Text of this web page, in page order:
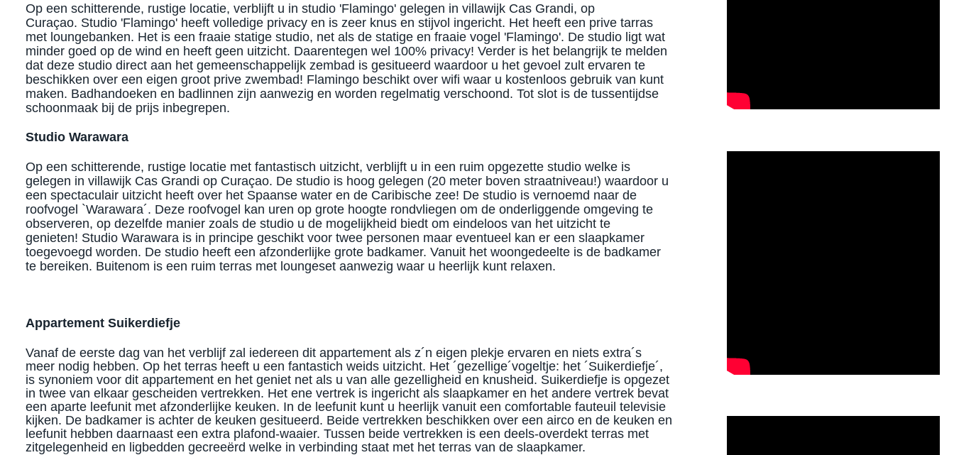
Op een schitterende, rustige locatie, verblijft u in studio 'Flamingo' gelegen in villawijk Cas Grandi, op
Curaçao. Studio 'Flamingo' heeft volledige privacy en is zeer knus en stijvol ingericht. Het heeft een prive tarras
met loungebanken. Het is een fraaie statige studio, net als de statige en fraaie vogel 'Flamingo'. De studio ligt wat
minder goed op de wind en heeft geen uitzicht. Daarentegen wel 100% privacy! Verder is het belangrijk te melden
dat deze studio direct aan het gemeenschappelijk zembad is gesitueerd waardoor u het gevoel zult ervaren te
beschikken over een eigen groot prive zwembad! Flamingo beschikt over wifi waar u kostenloos gebruik van kunt
maken. Badhandoeken en badlinnen zijn aanwezig en worden regelmatig verschoond. Tot slot is de tussentijdse
schoonmaak bij de prijs inbegrepen.
Studio Warawara
Op een schitterende, rustige locatie met fantastisch uitzicht, verblijft u in een ruim opgezette studio welke is
gelegen in villawijk Cas Grandi op Curaçao. De studio is hoog gelegen (20 meter boven straatniveau!) waardoor u
een spectaculair uitzicht heeft over het Spaanse water en de Caribische zee! De studio is vernoemd naar de
roofvogel `Warawara´. Deze roofvogel kan uren op grote hoogte rondvliegen om de onderliggende omgeving te
observeren, op dezelfde manier zoals de studio u de mogelijkheid biedt om eindeloos van het uitzicht te
genieten! Studio Warawara is in principe geschikt voor twee personen maar eventueel kan er een slaapkamer
toegevoegd worden. De studio heeft een afzonderlijke grote badkamer. Vanuit het woongedeelte is de badkamer
te bereiken. Buitenom is een ruim terras met loungeset aanwezig waar u heerlijk kunt relaxen.
Appartement Suikerdiefje
Vanaf de eerste dag van het verblijf zal iedereen dit appartement als z´n eigen plekje ervaren en niets extra´s
meer nodig hebben. Op het terras heeft u een fantastich weids uitzicht. Het ´gezellige´vogeltje: het ´Suikerdiefje´,
is synoniem voor dit appartement en het geniet net als u van alle gezelligheid en knusheid. Suikerdiefje is opgezet
in twee van elkaar gescheiden vertrekken. Het ene vertrek is ingericht als slaapkamer en het andere vertrek bevat
een aparte leefunit met afzonderlijke keuken. In de leefunit kunt u heerlijk vanuit een comfortable fauteuil televisie
kijken. De badkamer is achter de keuken gesitueerd. Beide vertrekken beschikken over een airco en de keuken en
leefunit hebben daarnaast een extra plafond-waaier. Tussen beide vertrekken is een deels-overdekt terras met
zitgelegenheid en ligbedden gecreeërd welke in verbinding staat met het terras van de slaapkamer.